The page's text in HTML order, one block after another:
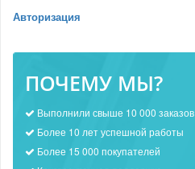
Авторизация
ПОЧЕМУ МЫ?
Выполнили свыше 10 000 заказов
Более 10 лет успешной работы
Более 15 000 покупателей